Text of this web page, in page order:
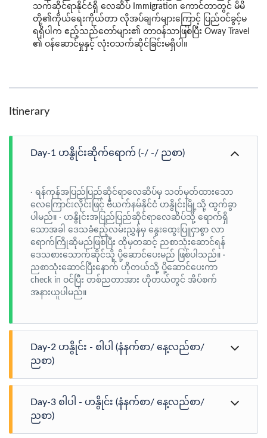
သက်ဆိုင်ရာနိုင်ငံရှိ လေဆိပ် Immigration ကောင်တာတွင် မိမိ
တို့၏ကိုယ်ရေးကိုယ်တာ လိုအပ်ချက်များကြောင့် ပြည်ဝင်ခွင့်မ
ရရှိပါက ဧည့်သည်တော်များ၏ တာဝန်သာဖြစ်ပြီး Oway Travel
၏ ဝန်ဆောင်မှုနှင့် လုံးဝသက်ဆိုင်ခြင်းမရှိပါ။
Itinerary
Day-1 ဟနွိုင်းဆိုက်ရောက် (-/ -/ ညစာ)
· ရန်ကုန်အပြည်ပြည်ဆိုင်ရာလေဆိပ်မှ သတ်မှတ်ထားသော
လေကြောင်းလိုင်းဖြင့် ဗီယက်နမ်နိုင်ငံ ဟနွိုင်းမြို့သို့ ထွက်ခွာ
ပါမည်။ · ဟနွိုင်းအပြည်ပြည်ဆိုင်ရာလေဆိပ်သို့ ရောက်ရှိ
သောအခါ ဒေသခံဧည့်လမ်းညွှန်မှ နွေးထွေးပြူငှာစွာ လာ
ရောက်ကြိုဆိုမည်ဖြစ်ပြီး ထိုမှတဆင့် ညစာသုံးဆောင်ရန်
ဒေသစားသောက်ဆိုင်သို့ ပို့ဆောင်ပေးမည် ဖြစ်ပါသည်။ ·
ညစာသုံးဆောင်ပြီးနောက် ဟိုတယ်သို့ ပို့ဆောင်ပေးကာ
check in ဝင်ပြီး တစ်ညတာအား ဟိုတယ်တွင် အိပ်စက်
အနားယူပါမည်။
Day-2 ဟနွိုင်း - စါပါ (နံနက်စာ/ နေ့လည်စာ/
ညစာ)
မြောက်ပိုင်း၏ အထင်ကရတောင်ပေါ်မြို့လေး Sapa သို့
ဆက်လက်ထွက်ခွာပါမည်။ · ဗီယက်နမ်နှင့် တရုတ်နယ်စပ်
Day-3 စါပါ - ဟနွိုင်း (နံနက်စာ/ နေ့လည်စာ/
ညစာ)